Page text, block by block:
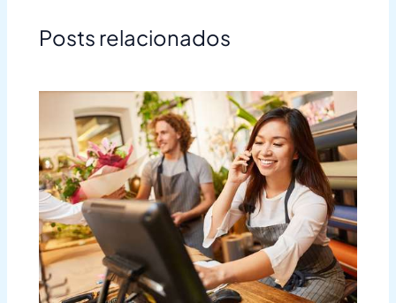
Posts relacionados